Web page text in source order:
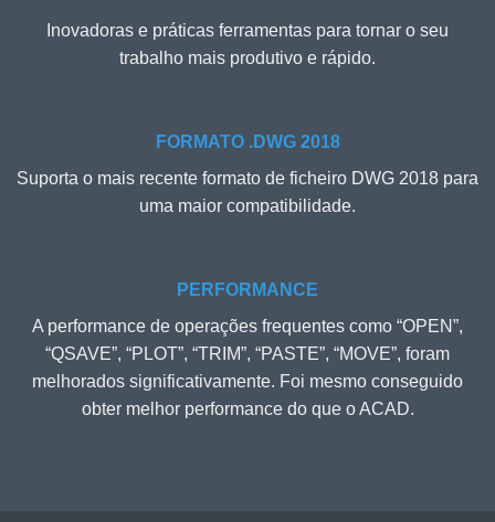
Inovadoras e práticas ferramentas para tornar o seu
trabalho mais produtivo e rápido.
FORMATO .DWG 2018
Suporta o mais recente formato de ficheiro DWG 2018 para
uma maior compatibilidade.
PERFORMANCE
A performance de operações frequentes como “OPEN”,
“QSAVE”, “PLOT”, “TRIM”, “PASTE”, “MOVE”, foram
melhorados significativamente. Foi mesmo conseguido
obter melhor performance do que o ACAD.